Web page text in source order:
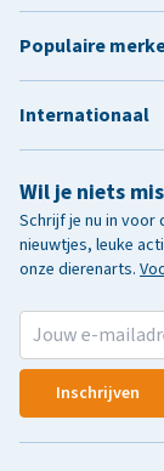
Wil je niets
Schrijf je nu in voor
nieuwtjes, leuke
onze dierenarts.
Inschrijven
Populaire
Internationaal